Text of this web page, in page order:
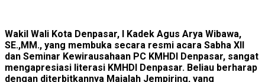
Wakil Wali Kota Denpasar, I Kadek Agus Arya Wibawa,
SE.,MM., yang membuka secara resmi acara Sabha XII
dan Seminar Kewirausahaan PC KMHDI Denpasar, sangat
mengapresiasi literasi KMHDI Denpasar. Beliau berharap
dengan diterbitkannya Majalah Jempiring, yang